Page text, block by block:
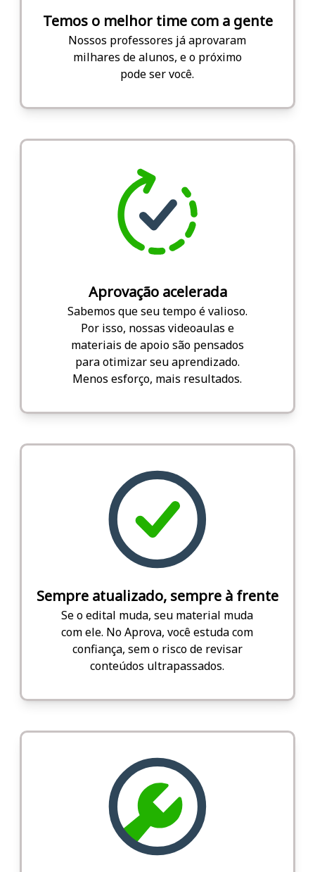
Temos o melhor time com a gente
Nossos professores já aprovaram
milhares de alunos, e o próximo
pode ser você.
Aprovação acelerada
Sabemos que seu tempo é valioso.
Por isso, nossas videoaulas e
materiais de apoio são pensados
para otimizar seu aprendizado.
Menos esforço, mais resultados.
Sempre atualizado, sempre à frente
Se o edital muda, seu material muda
com ele. No Aprova, você estuda com
confiança, sem o risco de revisar
conteúdos ultrapassados.